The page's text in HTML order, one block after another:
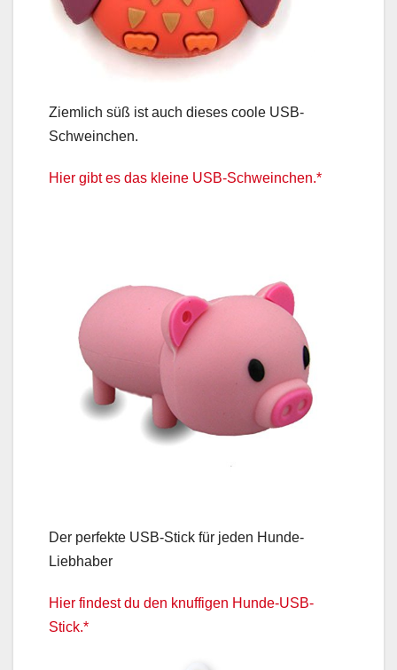
Ziemlich süß ist auch dieses coole USB-
Schweinchen.
Hier gibt es das kleine USB-Schweinchen.*
Der perfekte USB-Stick für jeden Hunde-
Liebhaber
Hier findest du den knuffigen Hunde-USB-
Stick.*